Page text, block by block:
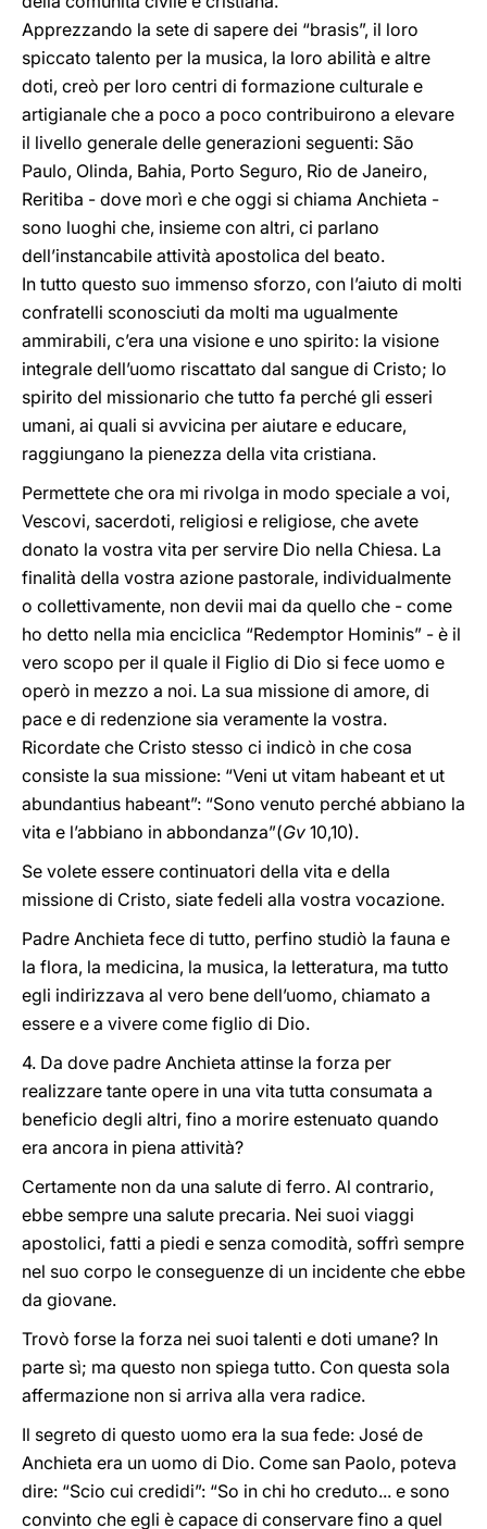
Apprezzando la sete di sapere dei “brasis”, il loro
spiccato talento per la musica, la loro abilità e altre
doti, creò per loro centri di formazione culturale e
artigianale che a poco a poco contribuirono a elevare
il livello generale delle generazioni seguenti: São
Paulo, Olinda, Bahia, Porto Seguro, Rio de Janeiro,
Reritiba - dove morì e che oggi si chiama Anchieta -
sono luoghi che, insieme con altri, ci parlano
dell’instancabile attività apostolica del beato.
In tutto questo suo immenso sforzo, con l’aiuto di molti
confratelli sconosciuti da molti ma ugualmente
ammirabili, c’era una visione e uno spirito: la visione
integrale dell’uomo riscattato dal sangue di Cristo; lo
spirito del missionario che tutto fa perché gli esseri
umani, ai quali si avvicina per aiutare e educare,
raggiungano la pienezza della vita cristiana.
Permettete che ora mi rivolga in modo speciale a voi,
Vescovi, sacerdoti, religiosi e religiose, che avete
donato la vostra vita per servire Dio nella Chiesa. La
finalità della vostra azione pastorale, individualmente
o collettivamente, non devii mai da quello che - come
ho detto nella mia enciclica “Redemptor Hominis” - è il
vero scopo per il quale il Figlio di Dio si fece uomo e
operò in mezzo a noi. La sua missione di amore, di
pace e di redenzione sia veramente la vostra.
Ricordate che Cristo stesso ci indicò in che cosa
consiste la sua missione: “Veni ut vitam habeant et ut
abundantius habeant”: “Sono venuto perché abbiano la
vita e l’abbiano in abbondanza”(Gv 10,10).
Se volete essere continuatori della vita e della
missione di Cristo, siate fedeli alla vostra vocazione.
Padre Anchieta fece di tutto, perfino studiò la fauna e
la flora, la medicina, la musica, la letteratura, ma tutto
egli indirizzava al vero bene dell’uomo, chiamato a
essere e a vivere come figlio di Dio.
4. Da dove padre Anchieta attinse la forza per
realizzare tante opere in una vita tutta consumata a
beneficio degli altri, fino a morire estenuato quando
era ancora in piena attività?
Certamente non da una salute di ferro. Al contrario,
ebbe sempre una salute precaria. Nei suoi viaggi
apostolici, fatti a piedi e senza comodità, soffrì sempre
nel suo corpo le conseguenze di un incidente che ebbe
da giovane.
Trovò forse la forza nei suoi talenti e doti umane? In
parte sì; ma questo non spiega tutto. Con questa sola
affermazione non si arriva alla vera radice.
Il segreto di questo uomo era la sua fede: José de
Anchieta era un uomo di Dio. Come san Paolo, poteva
dire: “Scio cui credidi”: “So in chi ho creduto... e sono
convinto che egli è capace di conservare fino a quel